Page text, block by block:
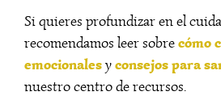
Si quieres profundizar en el
recomendamos leer sobrecómo
emocionalesyconsejos para
nuestro centro de recursos.